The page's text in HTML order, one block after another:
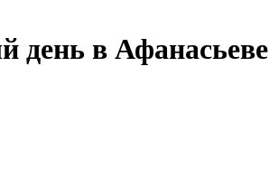
день в Афанасьеве